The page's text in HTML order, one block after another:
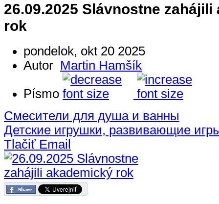
26.09.2025 Slávnostne
rok
pondelok, okt 20 2025
Autor Martin Hamšík
Písmo
Смесители для душа и ванны
Детские игрушки, развивающие
Tlačiť Email